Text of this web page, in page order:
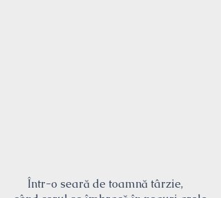
Într-o seară de toamnă târzie,